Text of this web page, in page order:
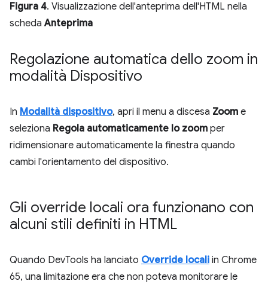
Figura 4. Visualizzazione dell'anteprima dell'HTML nella
schedaAnteprima
Regolazione automatica dello zoom in
modalità Dispositivo
In Modalità dispositivo, apri il menu a discesa Zoom e
seleziona Regola automaticamente lo zoom per
ridimensionare automaticamente la finestra quando
cambi l'orientamento del dispositivo.
Gli override locali ora funzionano con
alcuni stili definiti in HTML
Quando DevTools ha lanciato Override locali in Chrome
65, una limitazione era che non poteva monitorare le